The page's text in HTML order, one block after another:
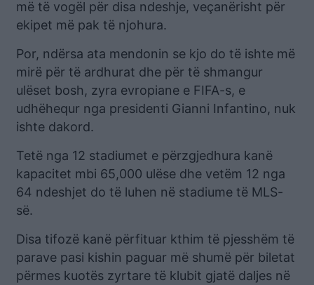
më të vogël për disa ndeshje, veçanërisht për
ekipet më pak të njohura.
Por, ndërsa ata mendonin se kjo do të ishte më
mirë për të ardhurat dhe për të shmangur
ulëset bosh, zyra evropiane e FIFA-s, e
udhëhequr nga presidenti Gianni Infantino, nuk
ishte dakord.
Tetë nga 12 stadiumet e përzgjedhura kanë
kapacitet mbi 65,000 ulëse dhe vetëm 12 nga
64 ndeshjet do të luhen në stadiume të MLS-
së.
Disa tifozë kanë përfituar kthim të pjesshëm të
parave pasi kishin paguar më shumë për biletat
përmes kuotës zyrtare të klubit gjatë daljes në